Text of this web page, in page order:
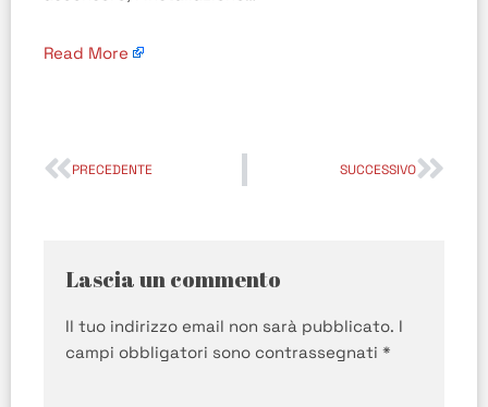
Read More
PRECEDENTE SUCCESSIVO
Lascia un commento
Il tuo indirizzo email non sarà pubblicato. I
campi obbligatori sono contrassegnati *